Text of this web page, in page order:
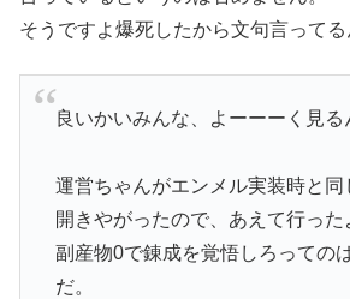
そうですよ爆死したから文句言ってる
良いかいみんな、よーーーく見る
運営ちゃんがエンメル実装時と同
開きやがったので、あえて行った
副産物0で錬成を覚悟しろっての
だ。